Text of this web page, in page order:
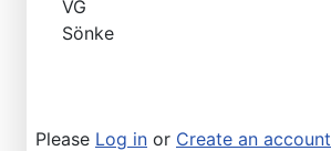
VG
Sönke
Please Log in or Create an account